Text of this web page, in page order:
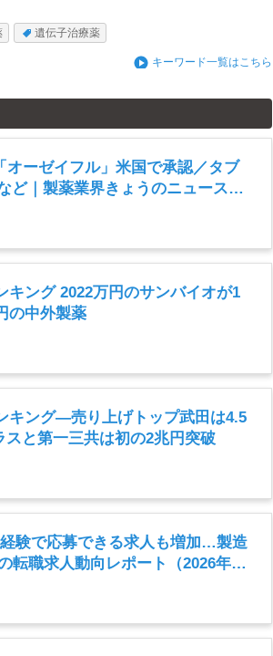
遺伝子治療薬
キーワード一覧はこちら
ーゼイフル」米国で承認／タブ
ど｜製薬業界きょうのニュースま
キング 2022万円のサンバイオが1
の中外製薬
キング―売り上げトップ武田は4.5
と第一三共は初の2兆円突破
験で応募できる求人も増加…製造
転職求人動向レポート（2026年7